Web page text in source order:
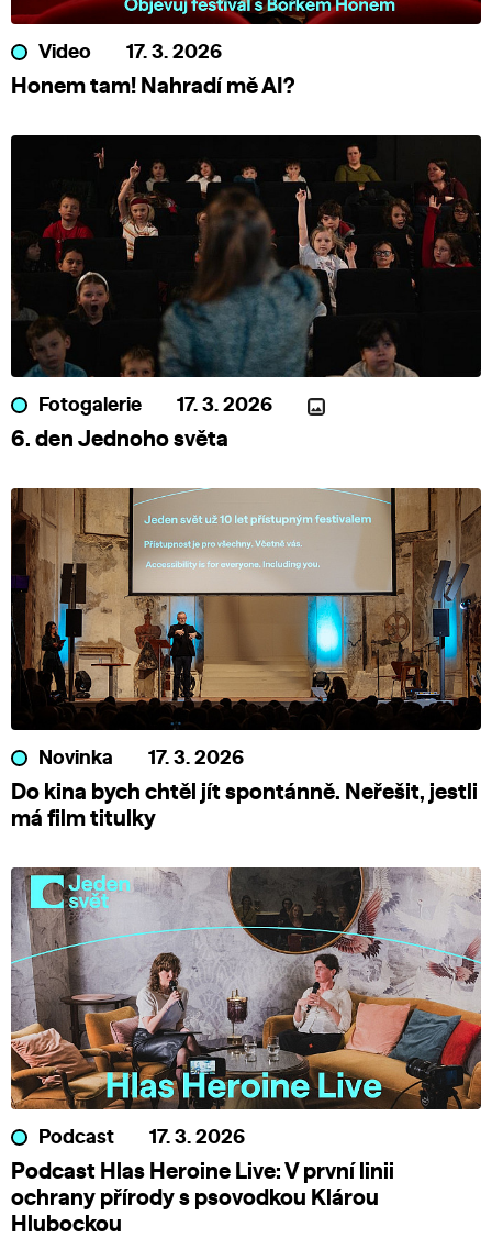
Video 17. 3. 2026
Honem tam! Nahradí mě AI?
Fotogalerie 17. 3. 2026
6. den Jednoho světa
Novinka 17. 3. 2026
Do kina bych chtěl jít spontánně. Neřešit, jestli
má film titulky
Podcast 17. 3. 2026
Podcast Hlas Heroine Live: V první linii
ochrany přírody s psovodkou Klárou
Hlubockou